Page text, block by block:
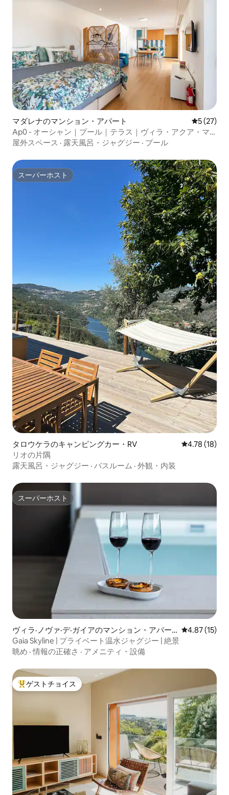
マダレナのマンション・アパート レビュー
5 (27)
Ap0 - オーシャン｜プール｜テラス｜ヴィラ・アクア・マ
ダレナ
屋外スペース · 露天風呂・ジャグジー · プール
スーパーホスト
スーパーホスト
タロウケラのキャンピングカー・RV レビュー18
4.78 (18)
リオの片隅
露天風呂・ジャグジー · バスルーム · 外観・内装
スーパーホスト
スーパーホスト
ヴィラ·ノヴァ·デ·ガイアのマンション・アパー
ト
レビュー15
4.87 (15)
Gaia Skyline | プライベート温水ジャグジー | 絶景
眺め ·情報の正確さ · アメニティ・設備
大好評のゲストチョイスです。
ゲストチョイス